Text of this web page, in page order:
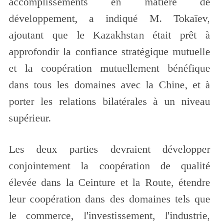
développement, a indiqué M. Tokaïev,
ajoutant que le Kazakhstan était prêt à
approfondir la confiance stratégique mutuelle
et la coopération mutuellement bénéfique
dans tous les domaines avec la Chine, et à
porter les relations bilatérales à un niveau
supérieur.
Les deux parties devraient développer
conjointement la coopération de qualité
élevée dans la Ceinture et la Route, étendre
leur coopération dans des domaines tels que
le commerce, l'investissement, l'industrie,